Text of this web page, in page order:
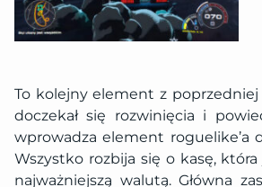
To kolejny element z poprzedniej
doczekał się rozwinięcia i
wprowadza element roguelike’a
Wszystko rozbija się o kasę,
najważniejszą walutą. Główna